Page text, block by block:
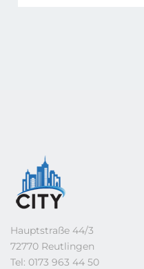
Hauptstraße 44/3
72770 Reutlingen
Tel: 0173 963 44 50